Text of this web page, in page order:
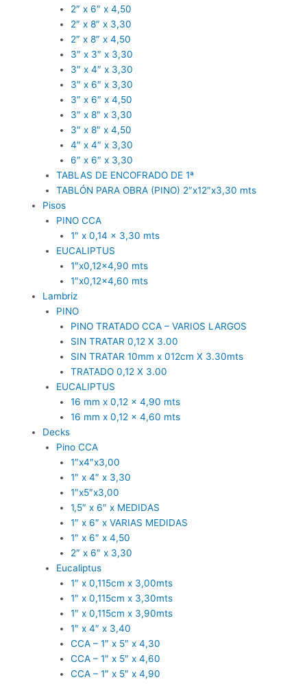
2″ x 6″ x 4,50
2″ x 8″ x 3,30
2″ x 8″ x 4,50
3″ x 3″ x 3,30
3″ x 4″ x 3,30
3″ x 6″ x 3,30
3″ x 6″ x 4,50
3″ x 8″ x 3,30
3″ x 8″ x 4,50
4″ x 4″ x 3,30
6″ x 6″ x 3,30
TABLAS DE ENCOFRADO DE 1ª
TABLÓN PARA OBRA (PINO) 2″x12″x3,30 mts
Pisos
PINO CCA
1″ x 0,14 x 3,30 mts
EUCALIPTUS
1″x0,12×4,90 mts
1″x0,12×4,60 mts
Lambriz
PINO
PINO TRATADO CCA – VARIOS LARGOS
SIN TRATAR 0,12 X 3.00
SIN TRATAR 10mm x 012cm X 3.30mts
TRATADO 0,12 X 3.00
EUCALIPTUS
16 mm x 0,12 x 4,90 mts
16 mm x 0,12 x 4,60 mts
Decks
Pino CCA
1″x4″x3,00
1″ x 4″ x 3,30
1″x5″x3,00
1,5″ x 6″ x MEDIDAS
1″ x 6″ x VARIAS MEDIDAS
1″ x 6″ x 4,50
2″ x 6″ x 3,30
Eucaliptus
1″ x 0,115cm x 3,00mts
1″ x 0,115cm x 3,30mts
1″ x 0,115cm x 3,90mts
1″ x 4″ x 3,40
CCA – 1″ x 5″ x 4,30
CCA – 1″ x 5″ x 4,60
CCA – 1″ x 5″ x 4,90